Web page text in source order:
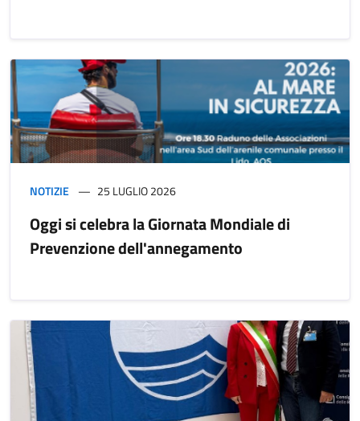
NOTIZIE 25 LUGLIO 2026
Oggi si celebra la Giornata Mondiale di
Prevenzione dell'annegamento